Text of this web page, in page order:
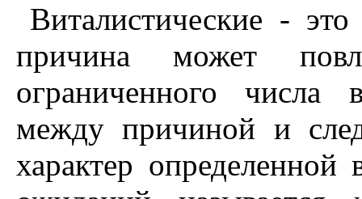
Виталистические -
причина может
ограниченного числа
между причиной и
характер